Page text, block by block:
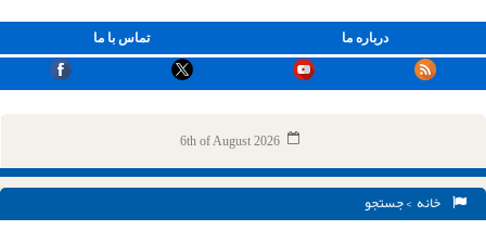
تماس با ما درباره ما
6th of August 2026
خانه > جستجو